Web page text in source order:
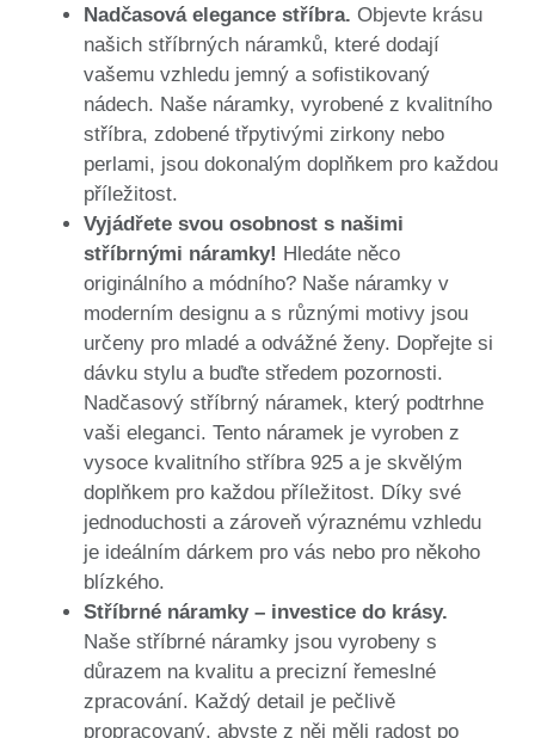
Nadčasová elegance stříbra. Objevte krásu
našich stříbrných náramků, které dodají
vašemu vzhledu jemný a sofistikovaný
nádech. Naše náramky, vyrobené z kvalitního
stříbra, zdobené třpytivými zirkony nebo
perlami, jsou dokonalým doplňkem pro každou
příležitost.
Vyjádřete svou osobnost s našimi
stříbrnými náramky! Hledáte něco
originálního a módního? Naše náramky v
moderním designu a s různými motivy jsou
určeny pro mladé a odvážné ženy. Dopřejte si
dávku stylu a buďte středem pozornosti.
Nadčasový stříbrný náramek, který podtrhne
vaši eleganci. Tento náramek je vyroben z
vysoce kvalitního stříbra 925 a je skvělým
doplňkem pro každou příležitost. Díky své
jednoduchosti a zároveň výraznému vzhledu
je ideálním dárkem pro vás nebo pro někoho
blízkého.
Stříbrné náramky – investice do krásy.
Naše stříbrné náramky jsou vyrobeny s
důrazem na kvalitu a precizní řemeslné
zpracování. Každý detail je pečlivě
propracovaný, abyste z něj měli radost po